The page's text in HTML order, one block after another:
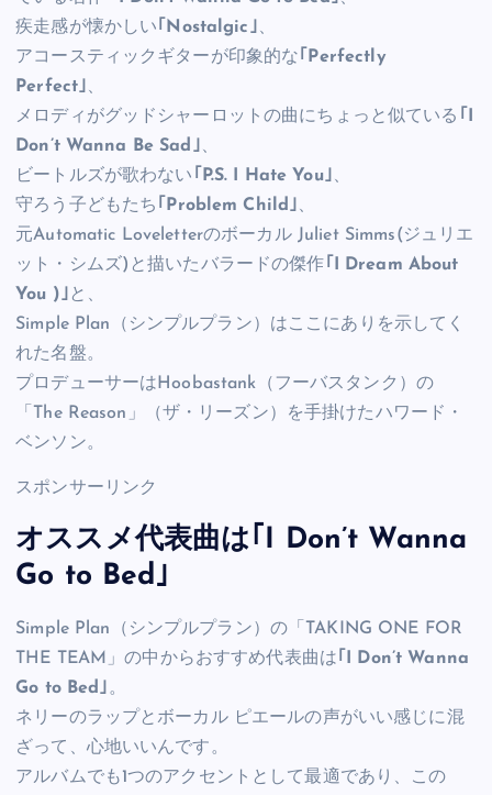
疾走感が懐かしい｢Nostalgic｣ 、
アコースティックギターが印象的な｢Perfectly
Perfect｣ 、
メロディがグッドシャーロットの曲にちょっと似ている ｢I
Don’t Wanna Be Sad｣ 、
ビートルズが歌わない ｢P.S. I Hate You｣ 、
守ろう子どもたち ｢Problem Child｣ 、
元Automatic Loveletterのボーカル Juliet Simms(ジュリエ
ット・シムズ)と描いたバラードの傑作｢I Dream About
You )｣ と、
Simple Plan（シンプルプラン）はここにありを示してく
れた名盤。
プロデューサーはHoobastank（フーバスタンク）の
「The Reason」（ザ・リーズン）を手掛けたハワード・
ベンソン。
スポンサーリンク
オススメ代表曲は｢I Don’t Wanna
Go to Bed｣
Simple Plan（シンプルプラン）の「TAKING ONE FOR
THE TEAM」の中からおすすめ代表曲は｢I Don’t Wanna
Go to Bed｣ 。
ネリーのラップとボーカル ピエールの声がいい感じに混
ざって、心地いいんです。
アルバムでも1つのアクセントとして最適であり、この